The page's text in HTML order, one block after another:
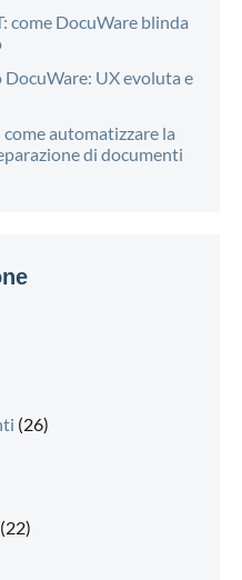
come DocuWare blinda
UX evoluta e
automatizzare la
di documenti
(26)
(22)